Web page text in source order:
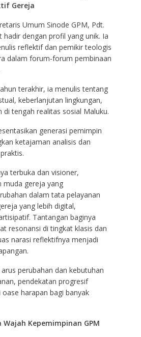
Gereja
Umum Sinode GPM, Pdt.
hadir dengan profil yang unik. Ia
reflektif dan pemikir teologis
dalam forum-forum pembinaan
terakhir, ia menulis tentang
keberlanjutan lingkungan,
di tengah realitas sosial Maluku.
generasi pemimpin
ketajaman analisis dan
terbuka dan visioner,
muda gereja yang
dalam tata pelayanan
yang lebih digital,
Tantangan baginya
resonansi di tingkat klasis dan
narasi reflektifnya menjadi
perubahan dan kebutuhan
pendekatan progresif
harapan bagi banyak
Kepemimpinan GPM